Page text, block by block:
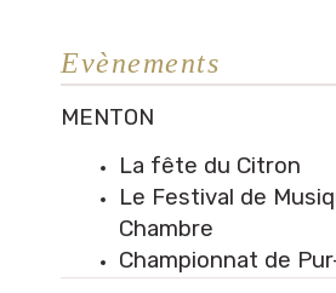
Evènements
MENTON
La fête du Citron
Le Festival de
Chambre
Championnat de